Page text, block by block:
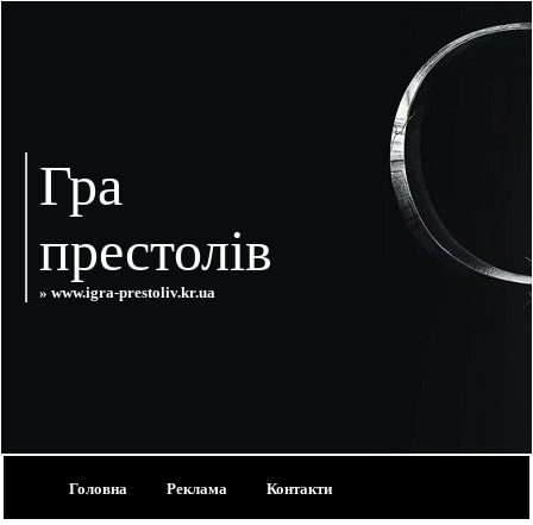
Гра
престолів
» www.igra-prestoliv.kr.ua
Головна Реклама Контакти